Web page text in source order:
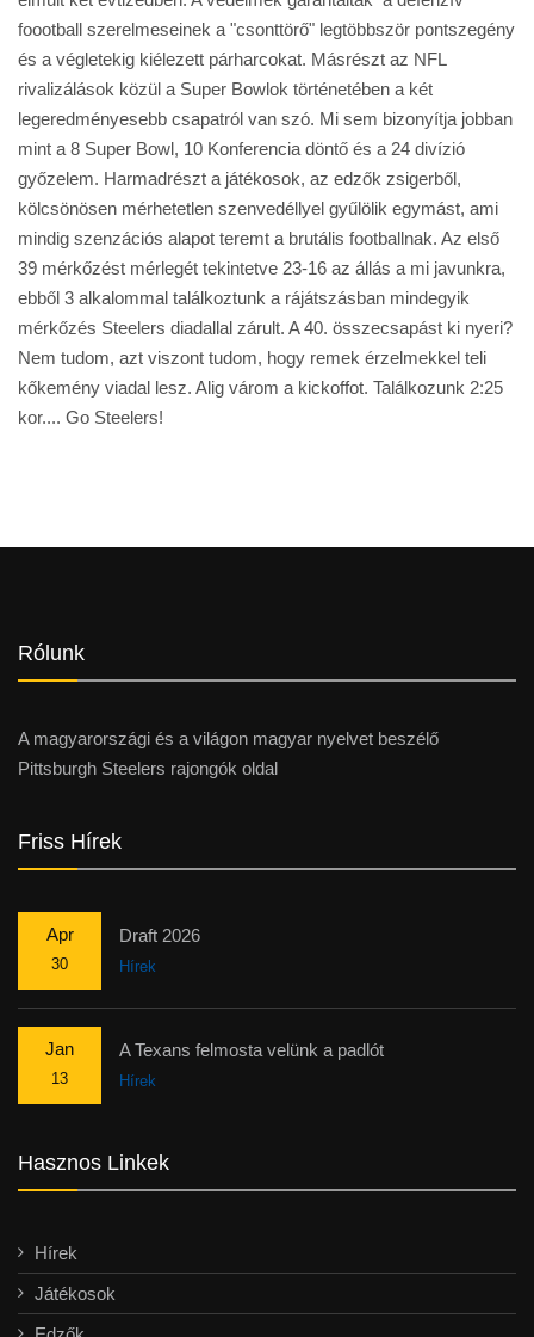
foootball szerelmeseinek a "csonttörő" legtöbbször pontszegény
és a végletekig kiélezett párharcokat. Másrészt az NFL
rivalizálások közül a Super Bowlok történetében a két
legeredményesebb csapatról van szó. Mi sem bizonyítja jobban
mint a 8 Super Bowl, 10 Konferencia döntő és a 24 divízió
győzelem. Harmadrészt a játékosok, az edzők zsigerből,
kölcsönösen mérhetetlen szenvedéllyel gyűlölik egymást, ami
mindig szenzációs alapot teremt a brutális footballnak. Az első
39 mérkőzést mérlegét tekintetve 23-16 az állás a mi javunkra,
ebből 3 alkalommal találkoztunk a rájátszásban mindegyik
mérkőzés Steelers diadallal zárult. A 40. összecsapást ki nyeri?
Nem tudom, azt viszont tudom, hogy remek érzelmekkel teli
kőkemény viadal lesz. Alig várom a kickoffot. Találkozunk 2:25
kor.... Go Steelers!
Rólunk
A magyarországi és a világon magyar nyelvet beszélő
Pittsburgh Steelers rajongók oldal
Friss Hírek
Apr
30
Draft 2026
Hírek
Jan
13
A Texans felmosta velünk a padlót
Hírek
Hasznos Linkek
Hírek
Játékosok